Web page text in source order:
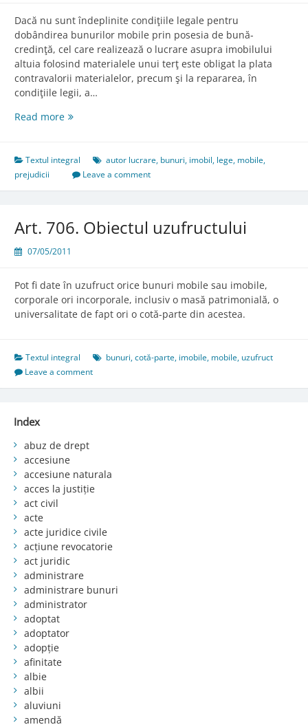
Dacă nu sunt îndeplinite condiţiile legale pentru
dobândirea bunurilor mobile prin posesia de bună-
credinţă, cel care realizează o lucrare asupra imobilului
altuia folosind materialele unui terţ este obligat la plata
contravalorii materialelor, precum şi la repararea, în
condiţiile legii, a…
Read moreArt.
lucrării
care
foloseşte
Textul integral autor lucrare, bunuri, imobil, lege, mobile,
prejudicii
Leave a comment
Art. 706. Obiectul uzufructului
07/05/2011
Pot fi date în uzufruct orice bunuri mobile sau imobile,
corporale ori incorporale, inclusiv o masă patrimonială, o
universalitate de fapt ori o cotă-parte din acestea.
Textul integral bunuri,cotă-parte, imobile, mobile, uzufruct
Leave a comment
Index
abuz de drept
accesiune
accesiune naturala
acces la justiție
act civil
acte
acte juridice civile
acțiune revocatorie
act juridic
administrare
administrare bunuri
administrator
adoptat
adoptator
adopție
afinitate
albie
albii
aluviuni
amendă